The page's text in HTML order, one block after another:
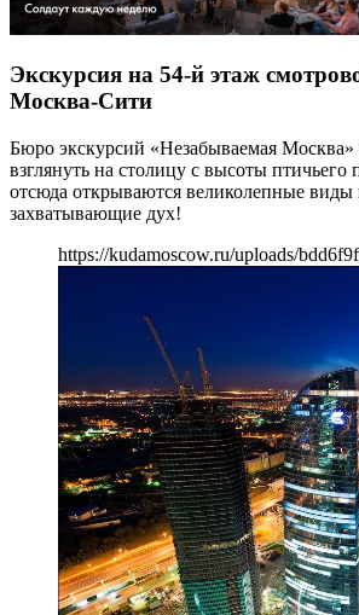
Экскурсия на 54-й этаж
Москва-Сити
Бюро экскурсий «Незабываемая Москва»
взглянуть на столицу с высоты птичьего
отсюда открываются великолепные виды
захватывающие дух!
https://kudamoscow.ru/uploads/